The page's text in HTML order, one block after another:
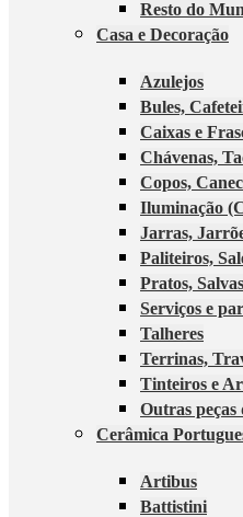
Resto do
Casa e Decoração
Azulejos
Bules,
Caixas e
Chávenas,
Copos,
Iluminação
Jarras,
Paliteiros,
Pratos,
Serviços e
Talheres
Terrinas,
Tinteiros e
Outras peças
Cerâmica
Artibus
Battistini